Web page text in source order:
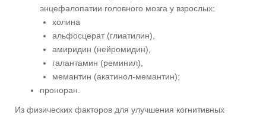
энцефалопатии головного мозга у взрослых:
холина
альфосцерат (глиатилин),
амиридин (нейромидин),
галантамин (реминил),
мемантин (акатинол-мемантин);
проноран.
Из физических факторов для улучшения когнитивных